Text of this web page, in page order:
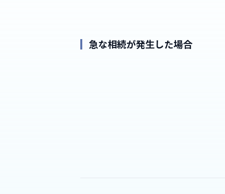
急な相続が発生した場合